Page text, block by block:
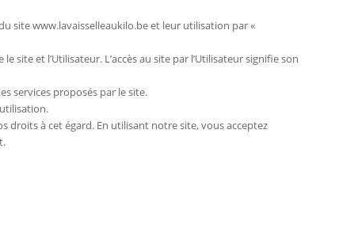
site www.lavaisselleaukilo.be et leur utilisation par «
et l’Utilisateur. L’accès au site par l’Utilisateur signifie son
services proposés par le site.
à cet égard. En utilisant notre site, vous acceptez